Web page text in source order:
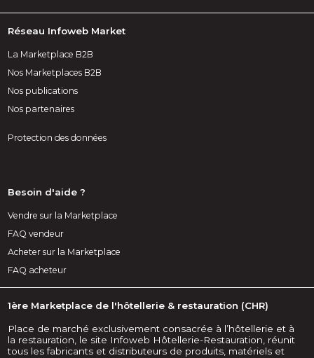
Réseau Infoweb Market
La Marketplace B2B
Nos Marketplaces B2B
Nos publications
Nos partenaires
Protection des données
Besoin d'aide ?
Vendre sur la Marketplace
FAQ vendeur
Acheter sur la Marketplace
FAQ acheteur
1ère Marketplace de l'hôtellerie & restauration (CHR)
Place de marché exclusivement consacrée à l’hôtellerie et à
la restauration, le site Infoweb Hôtellerie-Restauration, réunit
tous les fabricants et distributeurs de produits, matériels et